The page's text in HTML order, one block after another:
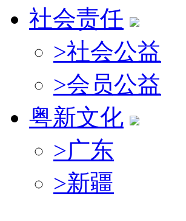
社会责任
>社会公益
>会员公益
粤新文化
>广东
>新疆